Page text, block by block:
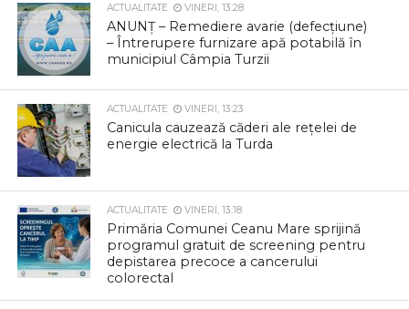
ACTUALITATE VINERI, 13:28
ANUNȚ – Remediere avarie (defecțiune)
– Întrerupere furnizare apă potabilă în
municipiul Câmpia Turzii
ACTUALITATE VINERI, 13:23
Canicula cauzează căderi ale rețelei de
energie electrică la Turda
ACTUALITATE VINERI, 13:18
Primăria Comunei Ceanu Mare sprijină
programul gratuit de screening pentru
depistarea precoce a cancerului
colorectal